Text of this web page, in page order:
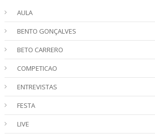
AULA
BENTO GONÇALVES
BETO CARRERO
COMPETICAO
ENTREVISTAS
FESTA
LIVE